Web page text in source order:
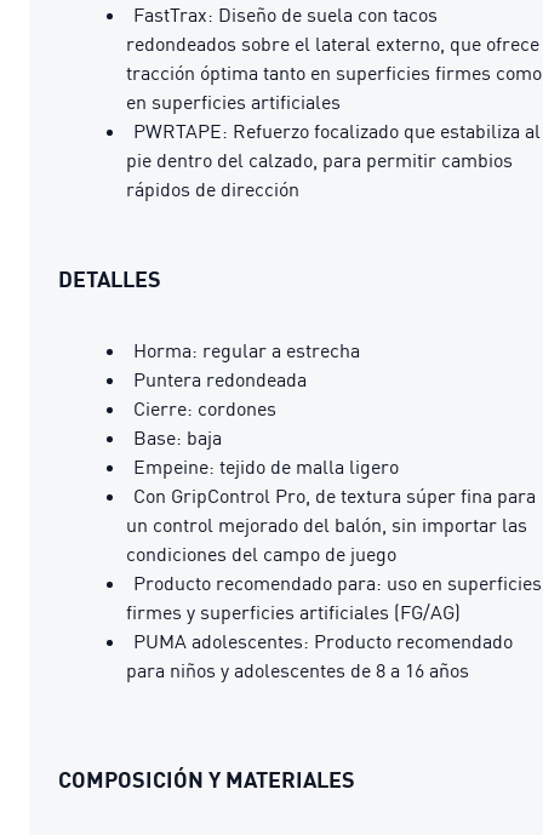
FastTrax: Diseño de suela con tacos
redondeados sobre el lateral externo, que ofrece
tracción óptima tanto en superficies firmes como
en superficies artificiales
PWRTAPE: Refuerzo focalizado que estabiliza al
pie dentro del calzado, para permitir cambios
rápidos de dirección
DETALLES
Horma: regular a estrecha
Puntera redondeada
Cierre: cordones
Base: baja
Empeine: tejido de malla ligero
Con GripControl Pro, de textura súper fina para
un control mejorado del balón, sin importar las
condiciones del campo de juego
Producto recomendado para: uso en superficies
firmes y superficies artificiales (FG/AG)
PUMA adolescentes: Producto recomendado
para niños y adolescentes de 8 a 16 años
COMPOSICIÓN Y MATERIALES